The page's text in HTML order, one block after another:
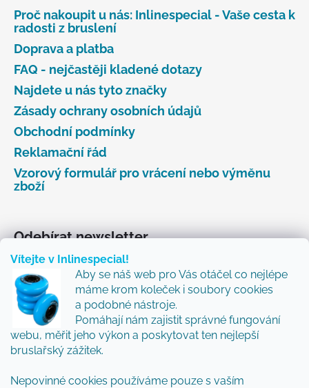
Vítejte v Inlinespecial!
Aby se náš web pro Vás otáčel co nejlépe
máme krom koleček i soubory cookies
a podobné nástroje.
Pomáhají nám zajistit správné fungování
webu, měřit jeho výkon a poskytovat ten nejlepší
bruslařský zážitek.
Nepovinné cookies používáme pouze s vaším
Proč nakoupit u nás: Inlinespecial - Vaše cesta k
radosti z bruslení
Doprava a platba
FAQ - nejčastěji kladené dotazy
Najdete u nás tyto značky
Zásady ochrany osobních údajů
Obchodní podmínky
Reklamační řád
Vzorový formulář pro vrácení nebo výměnu
zboží
Odebírat newsletter
Vložte svůj e-mail a my vám budeme zasílat informace
o nových produktech na našem e-shopu.
Přidejte se k nám a my Vám budeme zasílat ty nejlepší
novinky a tipy.
E-mail
Vložením e-mailu souhlasíte spodmínkami